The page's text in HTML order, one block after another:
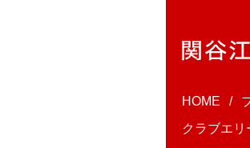
HOME
クラブエリ